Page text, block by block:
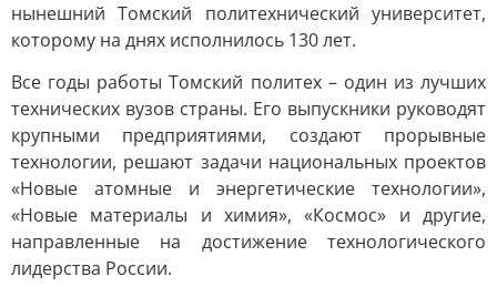
нынешний Томский политехнический университет,
которому на днях исполнилось 130 лет.
Все годы работы Томский политех – один из лучших
технических вузов страны. Его выпускники руководят
крупными предприятиями, создают прорывные
технологии, решают задачи национальных проектов
«Новые атомные и энергетические технологии»,
«Новые материалы и химия», «Космос» и другие,
направленные на достижение технологического
лидерства России.